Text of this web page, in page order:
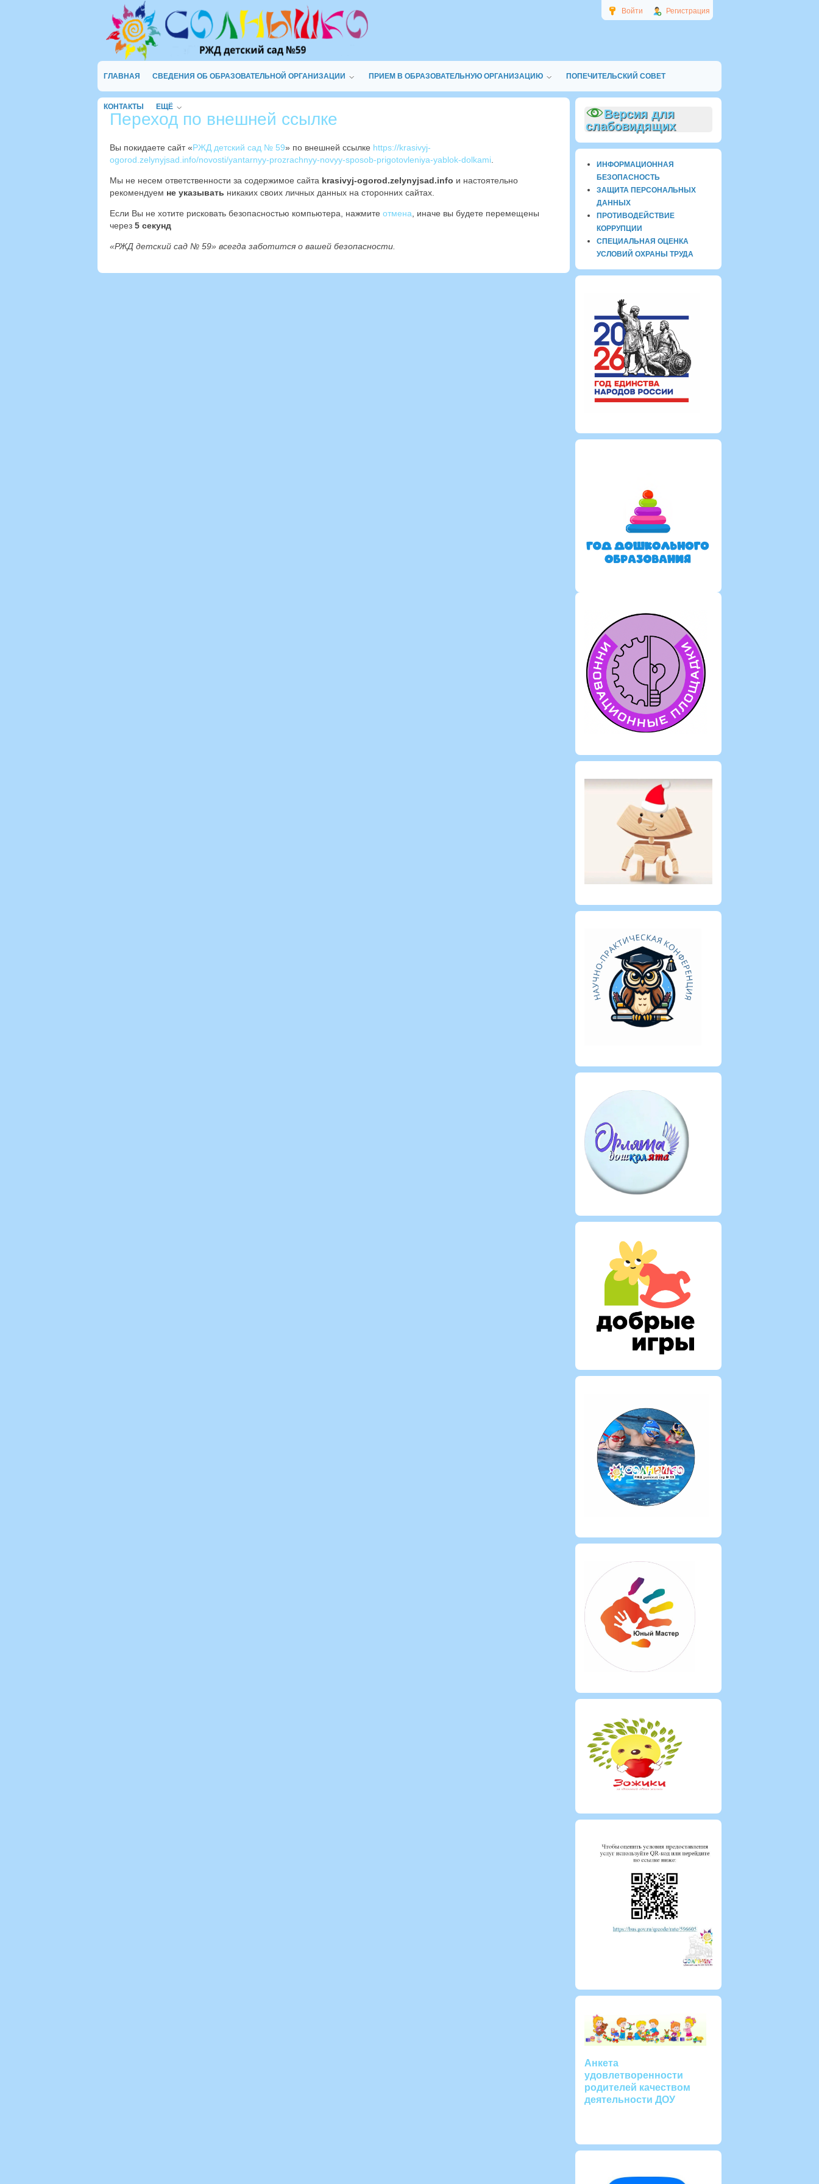
Войти Регистрация
ГЛАВНАЯ СВЕДЕНИЯ ОБ ОБРАЗОВАТЕЛЬНОЙ ОРГАНИЗАЦИИ ПРИЕМ В ОБРАЗОВАТЕЛЬНУЮ ОРГАНИЗАЦИЮ ПОПЕЧИТЕЛЬСКИЙ СОВЕТ
КОНТАКТЫ ЕЩЁ
Переход по внешней ссылке
Вы покидаете сайт «РЖД детский сад № 59» по внешней ссылке https://krasivyj-
ogorod.zelynyjsad.info/novosti/yantarnyy-prozrachnyy-novyy-sposob-prigotovleniya-yablok-dolkami
Мы не несем ответственности за содержимое сайта krasivyj-ogorod.zelynyjsad.info и настоятельно
рекомендуем не указывать никаких своих личных данных на сторонних сайтах.
Если Вы не хотите рисковать безопасностью компьютера, нажмите отмена , иначе вы будете перемещены
через 4 секунд
«РЖД детский сад № 59» всегда заботится о вашей безопасности.
Версия для
слабовидящих
ИНФОРМАЦИОННАЯ
БЕЗОПАСНОСТЬ
ЗАЩИТА ПЕРСОНАЛЬНЫХ
ДАННЫХ
ПРОТИВОДЕЙСТВИЕ
КОРРУПЦИИ
СПЕЦИАЛЬНАЯ ОЦЕНКА
УСЛОВИЙ ОХРАНЫ ТРУДА
Анкета
удовлетворенности
родителей качеством
деятельности ДОУ